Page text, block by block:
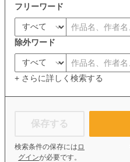
フリーワード
除外ワード
+ さらに詳しく検索する
保存する
検索条件の保存には ロ
グインが必要です。